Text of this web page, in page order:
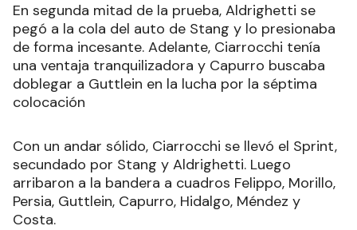
En segunda mitad de la prueba, Aldrighetti se
pegó a la cola del auto de Stang y lo presionaba
de forma incesante. Adelante, Ciarrocchi tenía
una ventaja tranquilizadora y Capurro buscaba
doblegar a Guttlein en la lucha por la séptima
colocación
Con un andar sólido, Ciarrocchi se llevó el Sprint,
secundado por Stang y Aldrighetti. Luego
arribaron a la bandera a cuadros Felippo, Morillo,
Persia, Guttlein, Capurro, Hidalgo, Méndez y
Costa.